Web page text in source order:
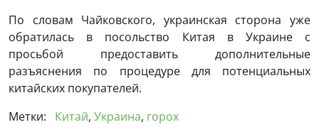
По словам Чайковского, украинская сторона уже
обратилась в посольство Китая в Украине с
просьбой предоставить дополнительные
разъяснения по процедуре для потенциальных
китайских покупателей.
Метки:
Китай, Украина, горох